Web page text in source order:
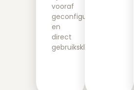
vooraf
geconfigureerd
en
direct
gebruiksklaar.